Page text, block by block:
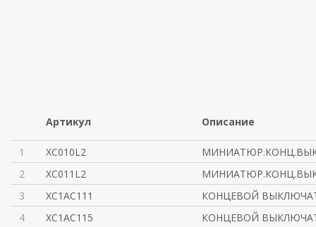
Артикул Описание
1 XC010L2
2
XC011L2
3
XC1AC111
КОНЦЕВОЙ
4
XC1AC115
КОНЦЕВОЙ